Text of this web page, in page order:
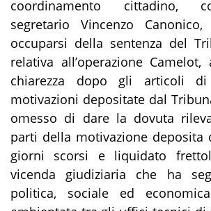
coordinamento cittadino,
segretario Vincenzo
occuparsi della sentenza del
relativa all’operazione
chiarezza dopo gli articoli
motivazioni depositate dal
omesso di dare la dovuta
parti della motivazione deposita
giorni scorsi e liquidato
vicenda giudiziaria che ha
politica, sociale ed